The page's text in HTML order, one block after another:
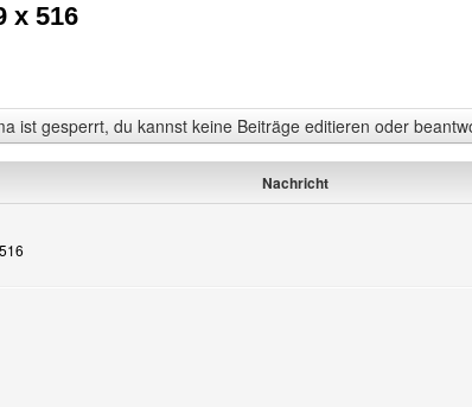
x 516
ist gesperrt, du kannst keine Beiträge editieren oder
Nachricht